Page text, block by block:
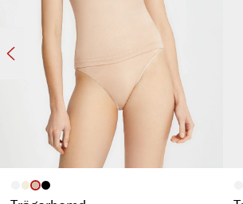
Artikelfarbe